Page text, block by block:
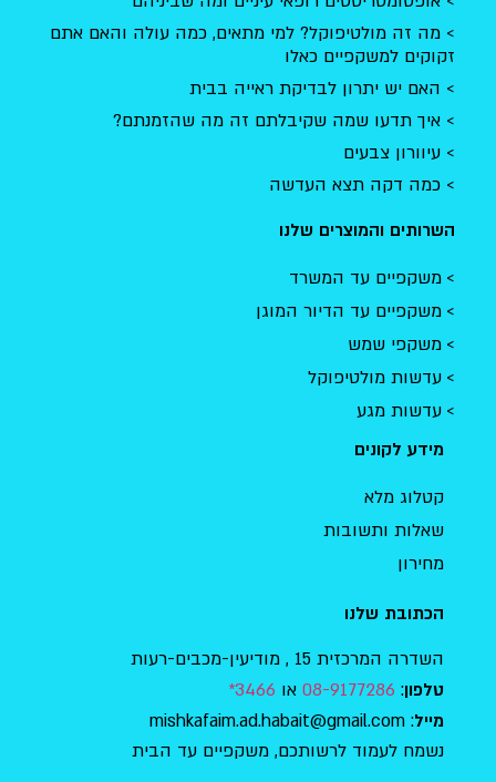
מה זה מולטיפוקל? למי מתאים, כמה עולה והאם אתם
זקוקים למשקפיים כאלו
האם יש יתרון לבדיקת ראייה בבית
איך תדעו שמה שקיבלתם זה מה שהזמנתם?
עיוורון צבעים
כמה דקה תצא העדשה
השרותים והמוצרים שלנו
משקפיים עד המשרד
משקפיים עד הדיור המוגן
משקפי שמש
עדשות מולטיפוקל
עדשות מגע
מידע לקונים
קטלוג מלא
שאלות ותשובות
מחירון
הכתובת שלנו
השדרה המרכזית 15 , מודיעין-מכבים-רעות
טלפון:
08-9177286 או 3466*
מייל: mishkafaim.ad.habait@gmail.com
נשמח לעמוד לרשותכם, משקפיים עד הבית